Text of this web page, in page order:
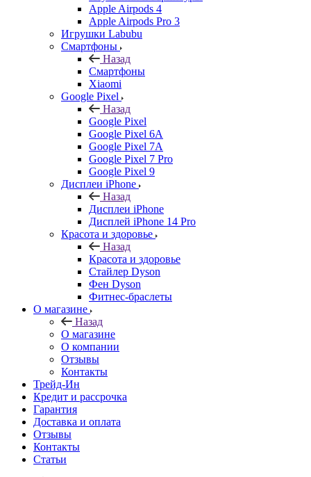
Apple Airpods 4
Apple Airpods Pro 3
Игрушки Labubu
Смартфоны
Назад
Смартфоны
Xiaomi
Google Pixel
Назад
Google Pixel
Google Pixel 6A
Google Pixel 7А
Google Pixel 7 Pro
Google Pixel 9
Дисплеи iPhone
Назад
Дисплеи iPhone
Дисплей iPhone 14 Pro
Красота и здоровье
Назад
Красота и здоровье
Стайлер Dyson
Фен Dyson
Фитнес-браслеты
О магазине
Назад
О магазине
О компании
Отзывы
Контакты
Трейд-Ин
Кредит и рассрочка
Гарантия
Доставка и оплата
Отзывы
Контакты
Статьи